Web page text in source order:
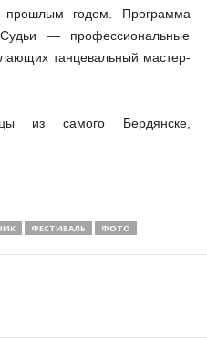
годом. Программа
— профессиональные
танцевальный мастер-
из самого Бердянске,
ФЕСТИВАЛЬ ФОТО